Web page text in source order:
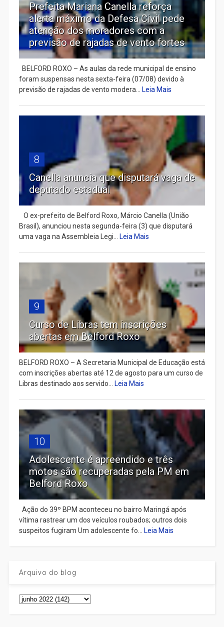
Prefeita Mariana Canella reforça
alerta máximo da Defesa Civil pede
atenção dos moradores com a
previsão de rajadas de vento fortes
BELFORD ROXO – As aulas da rede municipal de ensino
foram suspensas nesta sexta-feira (07/08) devido à
previsão de rajadas de vento modera... Leia Mais
8
Canella anuncia que disputará vaga de
deputado estadual
​ O ex-prefeito de Belford Roxo, Márcio Canella (União
Brasil), anunciou nesta segunda-feira (3) que disputará
uma vaga na Assembleia Legi... Leia Mais
9
Curso de Libras tem inscrições
abertas em Belford Roxo
BELFORD ROXO – A Secretaria Municipal de Educação está
com inscrições abertas até 12 de agosto para um curso de
Libras destinado aos servido... Leia Mais
10
Adolescente é apreendido e três
motos são recuperadas pela PM em
Belford Roxo
Ação do 39º BPM aconteceu no bairro Maringá após
vítima rastrear um dos veículos roubados; outros dois
suspeitos fugiram Um adolescente fo... Leia Mais
Arquivo do blog